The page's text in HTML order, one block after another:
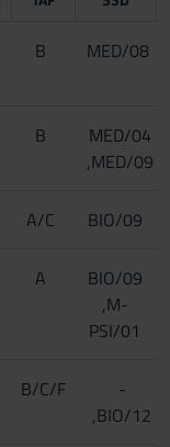
B MED/08
B
MED/04
,MED/09
A/C BIO/09
A
BIO/09
,M-
PSI/01
B/C/F
-
,BIO/12